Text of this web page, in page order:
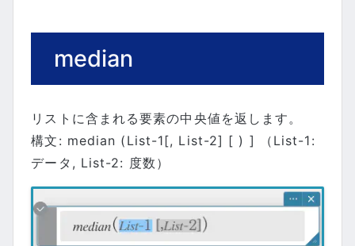
median
リストに含まれる要素の中央値を返します。
構文: median (List-1[, List-2] [ ) ] （List-1:
データ, List-2: 度数）